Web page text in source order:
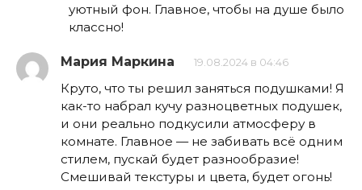
уютный фон. Главное, чтобы на душе было
классно!
Мария Маркина 19.08.2024 в 04:46
Круто, что ты решил заняться подушками! Я
как-то набрал кучу разноцветных подушек,
и они реально подкусили атмосферу в
комнате. Главное — не забивать всё одним
стилем, пускай будет разнообразие!
Смешивай текстуры и цвета, будет огонь!